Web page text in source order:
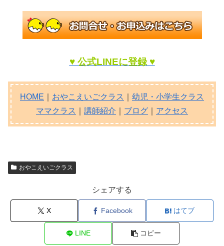
♥ 公式LINEに登録 ♥
HOME おやこえいごクラス
幼児・小学生クラス
ママクラス
講師紹介 ブログ アクセス
おやこえいごクラス
シェアする
X Facebook はてブ
LINE コピー